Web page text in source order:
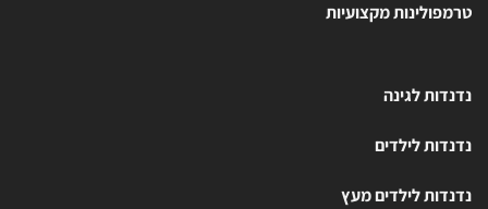
טרמפולינות מקצועיות
נדנדות לגינה
נדנדות לילדים
נדנדות לילדים מעץ